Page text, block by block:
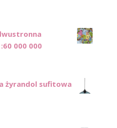
000 000
żyrandol sufitowa